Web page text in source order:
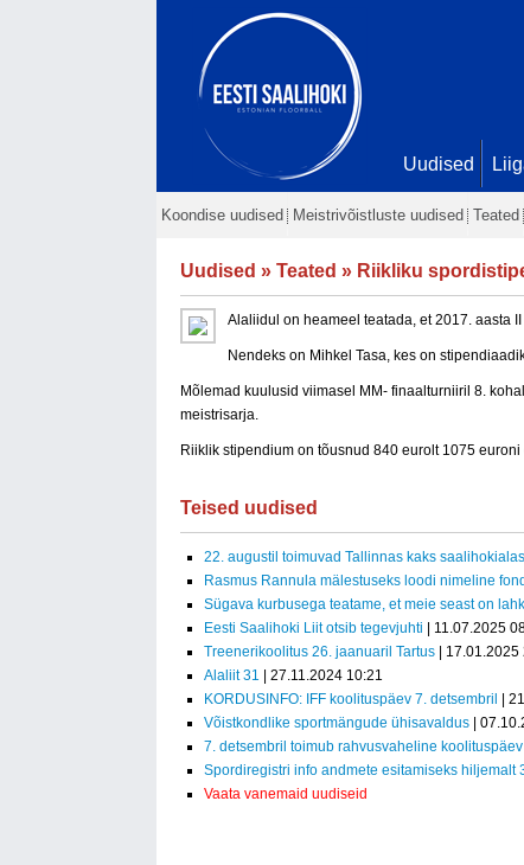
Uudised
Koondise uudised Meistrivõistluste uudised Teated
Uudised » Teated » Riikliku
Alaliidul on heameel teatada, et 2017. aasta
Nendeks on Mihkel Tasa, kes on
Mõlemad kuulusid viimasel MM- finaalturniiril 8.
meistrisarja.
Riiklik stipendium on tõusnud 840 eurolt 1075
Teised uudised
22. augustil toimuvad Tallinnas kaks
Rasmus Rannula mälestuseks loodi nimeline fond
Sügava kurbusega teatame, et meie seast on
Eesti Saalihoki Liit otsib tegevjuhti | 11.07.2025
Treenerikoolitus 26. jaanuaril Tartus | 17.01.2025
Alaliit 31 | 27.11.2024 10:21
KORDUSINFO: IFF koolituspäev 7. detsembril
|
Võistkondlike sportmängude ühisavaldus |
7. detsembril toimub rahvusvaheline koolituspäev
Spordiregistri info andmete esitamiseks hiljemalt
Vaata vanemaid uudiseid